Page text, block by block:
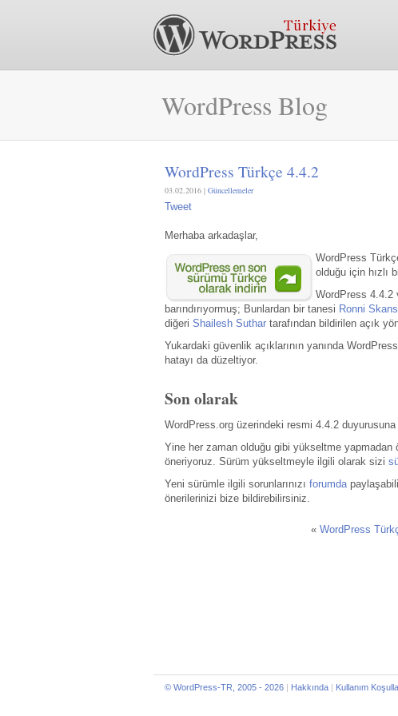
WordPress Blog
WordPress Türkçe 4.4.2
03.02.2016 | Güncellemeler
Tweet
Merhaba arkadaşlar,
WordPress
olduğu için hızlı
WordPress 4.4.2
barındırıyormuş; Bunlardan bir tanesi Ronni
diğeri Shailesh Suthar tarafından bildirilen açık
Yukardaki güvenlik açıklarının yanında
hatayı da düzeltiyor.
Son olarak
WordPress.org üzerindeki resmi 4.4.2
Yine her zaman olduğu gibi yükseltme yapmadan
öneriyoruz. Sürüm yükseltmeyle ilgili olarak sizi
Yeni sürümle ilgili sorunlarınızı forumda
önerilerinizi bize bildirebilirsiniz.
« WordPress
© WordPress-TR, 2005 - 2026 | Hakkında | Kullanım